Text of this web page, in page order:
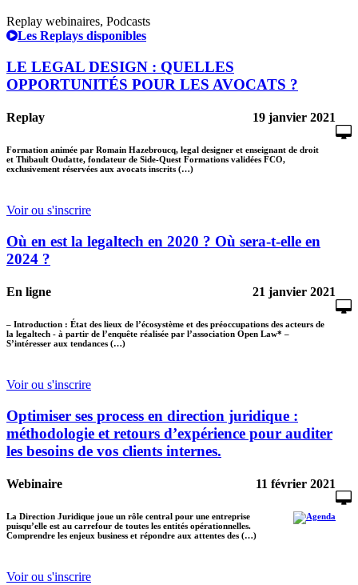
Replay webinaires, Podcasts
Les Replays disponibles
LE LEGAL DESIGN : QUELLES
OPPORTUNITÉS POUR LES AVOCATS ?
Replay 19 janvier 2021
Formation animée par Romain Hazebroucq, legal designer et enseignant de droit
et Thibault Oudatte, fondateur de Side-Quest Formations validées FCO,
exclusivement réservées aux avocats inscrits (…)
Voir ou s'inscrire
Où en est la legaltech en 2020 ? Où sera-t-elle en
2024 ?
En ligne 21 janvier 2021
– Introduction : État des lieux de l’écosystème et des préoccupations des acteurs de
la legaltech - à partir de l’enquête réalisée par l’association Open Law* –
S’intéresser aux tendances (…)
Voir ou s'inscrire
Optimiser ses process en direction juridique :
méthodologie et retours d’expérience pour auditer
les besoins de vos clients internes.
Webinaire 11 février 2021
La Direction Juridique joue un rôle central pour une entreprise
puisqu’elle est au carrefour de toutes les entités opérationnelles.
Comprendre les enjeux business et répondre aux attentes des (…)
Voir ou s'inscrire